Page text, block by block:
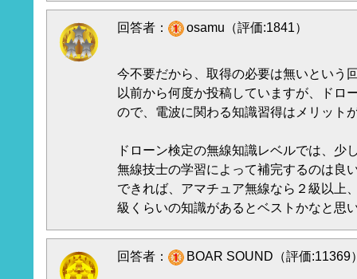
回答者： osamu（評価:1841）
今不要だから、取得の必要は無いという
以前から何度か投稿していますが、ドロ
ので、電波に関わる知識習得はメリット
ドローン検定の無線知識レベルでは、少
無線技士の学習によって補完するのは良
できれば、アマチュア無線なら２級以上
級くらいの知識があるとベストかなと思
回答者： BOAR SOUND（評価:11369